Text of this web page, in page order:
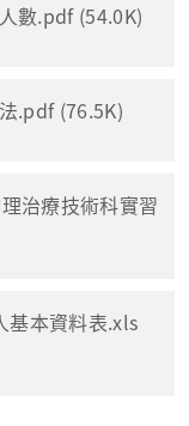
數.pdf (54.0K)
.pdf (76.5K)
治療技術科實習
基本資料表.xls